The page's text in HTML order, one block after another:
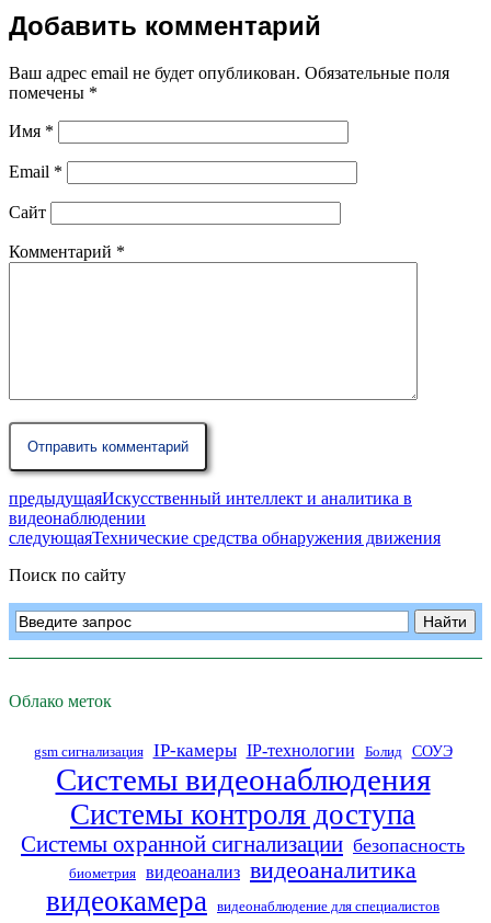
Добавить комментарий
Ваш адрес email не будет опубликован. Обязательные поля
помечены *
Имя *
Email *
Сайт
Комментарий *
предыдущаяИскусственный интеллект и аналитика в
видеонаблюдении
следующаяТехнические средства обнаружения движения
Поиск по сайту
Облако меток
gsm сигнализация IP-камеры IP-технологии Болид СОУЭ
Системы видеонаблюдения
Системы контроля доступа
Системы охранной сигнализации безопасность
биометрия видеоанализ видеоаналитика
видеокамера видеонаблюдение для специалистов